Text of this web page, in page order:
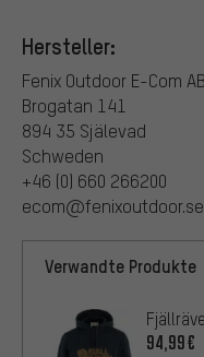
Hersteller:
Fenix Outdoor E-Com AB
Brogatan 141
894 35 Själevad
Schweden
+46 (0) 660 266200
ecom@fenixoutdoor.se
Verwandte Produkte
94,99€